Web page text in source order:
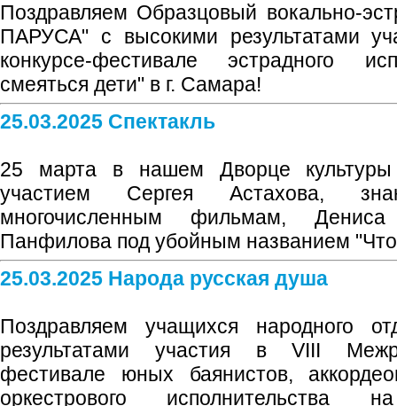
Поздравляем Образцовый вокально-
ПАРУСА" с высокими результатами
конкурсе-фестивале эстрадного
смеяться дети" в г. Самара!
25.03.2025 Спектакль
25 марта в нашем Дворце культуры
участием Сергея Астахова,
многочисленным фильмам,
Панфилова под убойным названием
25.03.2025 Народа русская душа
Поздравляем учащихся народного
результатами участия в VIII
фестивале юных баянистов,
оркестрового исполнительства